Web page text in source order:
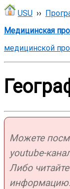
USU ››
Медицинская
медицинской
Можете
youtube-
Либо
информацию.